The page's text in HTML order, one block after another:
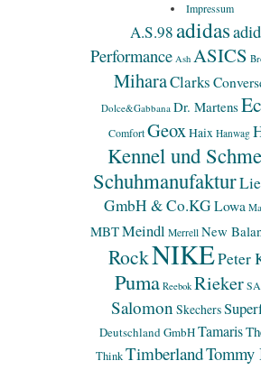
Impressum
A.S.98adidas
Performance Ash ASICS
MiharaClarks
Dolce&Gabbana Dr. Martens
ComfortGeoxHaix Hanwag
Kennel und
Schuhmanufaktur
GmbH & Co.KG Lowa
MBTMeindl Merrell New
RockNIKEPeter
Puma Reebok Rieker
Salomon Skechers
Deutschland GmbHTamaris
Think Timberland